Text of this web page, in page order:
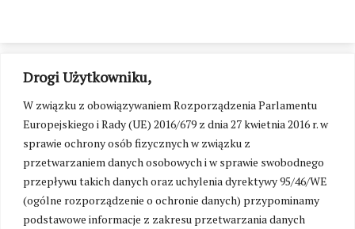
Drogi Użytkowniku,
W związku z obowiązywaniem Rozporządzenia Parlamentu
Europejskiego i Rady (UE) 2016/679 z dnia 27 kwietnia 2016 r. w
sprawie ochrony osób fizycznych w związku z
przetwarzaniem danych osobowych i w sprawie swobodnego
przepływu takich danych oraz uchylenia dyrektywy 95/46/WE
(ogólne rozporządzenie o ochronie danych) przypominamy
podstawowe informacje z zakresu przetwarzania danych